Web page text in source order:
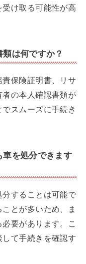
け取る可能性が高
は何ですか？
保険証明書、リサ
の本人確認書類が
スムーズに手続き
を処分できます
することは可能で
とが多いため、ま
要があります。こ
て手続きを確認す